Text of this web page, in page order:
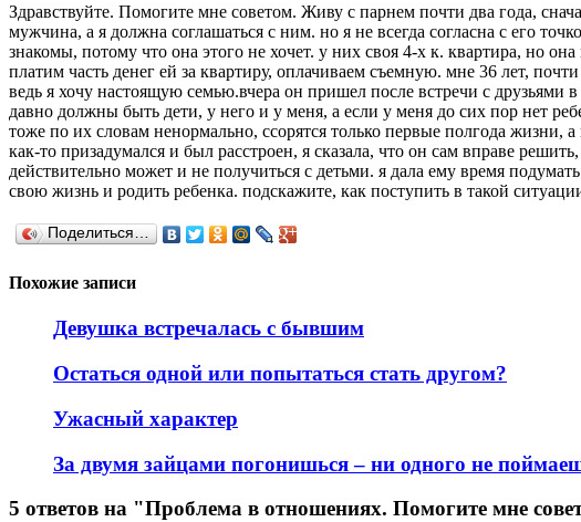
Здравствуйте. Помогите мне советом. Живу с парнем почти два года,
мужчина, а я должна соглашаться с ним. но я не всегда согласна с его
знакомы, потому что она этого не хочет. у них своя 4-х к. квартира, но
платим часть денег ей за квартиру, оплачиваем съемную. мне 36 лет,
ведь я хочу настоящую семью.вчера он пришел после встречи с
давно должны быть дети, у него и у меня, а если у меня до сих пор нет
тоже по их словам ненормально, ссорятся только первые полгода жизни,
как-то призадумался и был расстроен, я сказала, что он сам вправе
действительно может и не получиться с детьми. я дала ему время
свою жизнь и родить ребенка. подскажите, как поступить в такой
Поделиться…
Похожие записи
Девушка встречалась с бывшим
Остаться одной или попытаться стать другом?
Ужасный характер
За двумя зайцами погонишься – ни одного не
5 ответов на "Проблема в отношениях. Помогите мне